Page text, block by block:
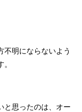
不明にならないよう
と思ったのは、オー